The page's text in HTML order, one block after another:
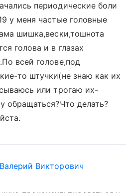
периодические боли
у меня частые головные
шишка,вески,тошнота
голова и в глазах
всей голове,под
то штучки(не знаю как их
или трогаю их-
обращаться?Что делать?
Викторович